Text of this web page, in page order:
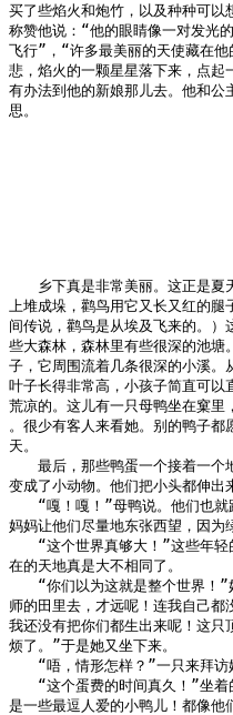
买了些焰火和炮竹，以及种种可以
称赞他说：“他的眼睛像一对发光
飞行”，“许多最美丽的天使藏在
悲，焰火的一颗星星落下来，点起
有办法到他的新娘那儿去。他和公
思。
乡下真是非常美丽。这正是夏
上堆成垛，鹳鸟用它又长又红的腿
间传说，鹳鸟是从埃及飞来的。
些大森林，森林里有些很深的池塘
子，它周围流着几条很深的小溪。
叶子长得非常高，小孩子简直可以
荒凉的。这儿有一只母鸭坐在窠里
。很少有客人来看她。别的鸭子
天。
最后，那些鸭蛋一个接着一个
变成了小动物。他们把小头都伸出
“嘎！嘎！”母鸭说。他们也就
妈妈让他们尽量地东张西望，因为
“这个世界真够大！”这些年轻
在的天地真是大不相同了。
“你们以为这就是整个世界！”
师的田里去，才远呢！连我自己
我还没有把你们都生出来呢！这只
烦了。”于是她又坐下来。
“唔，情形怎样？”一只来拜访
“这个蛋费的时间真久！”坐着
是一些最逗人爱的小鸭儿！都像